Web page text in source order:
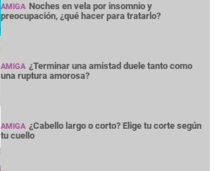
AMIGA Noches en vela por insomnio y
preocupación, ¿qué hacer para tratarlo?
AMIGA ¿Terminar una amistad duele tanto como
una ruptura amorosa?
AMIGA ¿Cabello largo o corto? Elige tu corte según
tu cuello